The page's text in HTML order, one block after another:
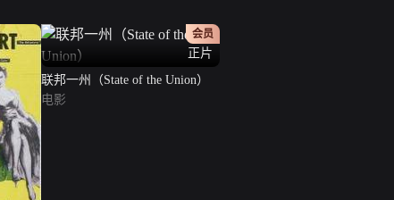
正片
会员
联邦一州（State of the Union）
电影